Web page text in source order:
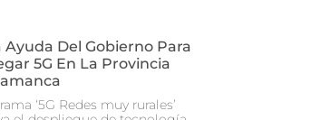
Ayuda Del Gobierno Para
5G En La Provincia
‘5G Redes muy rurales’